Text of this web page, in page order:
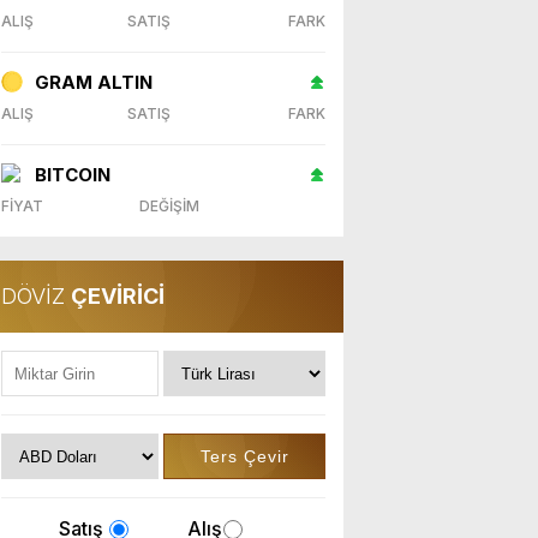
ALIŞ SATIŞ FARK
GRAM ALTIN
ALIŞ SATIŞ FARK
BITCOIN
FİYAT DEĞİŞİM
DÖVİZ ÇEVİRİCİ
Satış Alış